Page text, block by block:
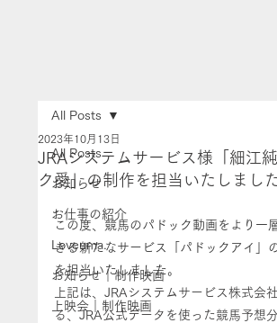
All Posts
お知らせ
お仕事の紹介
Loveuma.
お知らせ｜制作映画
上映会｜制作映画
All Posts
JRAシステムサービス様「細江
ク愛」の制作を担当いたしまし
2023年10月13日
この度、競馬のパドック動画をより一
きる新たなサービス「パドックアイ」
を担当いたしました。
上記は、JRAシステムサービス株式会
る、JRA公式データを使った競馬予想